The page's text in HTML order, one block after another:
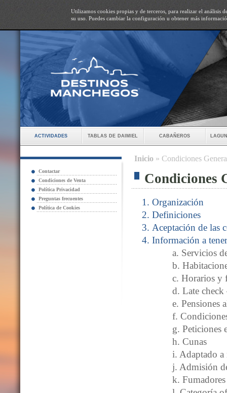
Utilizamos cookies propias y de terceros, para realizar el análisis
su uso. Puedes cambiar la configuración u obtener más
actividades tablas de daimiel cabañeros
Contactar
Condiciones de Venta
Política Privacidad
Preguntas frecuentes
Política de Cookies
Inicio » Condiciones
Condiciones
Organización
Definiciones
Aceptación de las
Información a
a. Servicios
b.
c. Horarios y
d. Late check
e. Pensiones
f.
g. Peticiones
h. Cunas
i. Adaptado
j. Admisión
k. Fumadores